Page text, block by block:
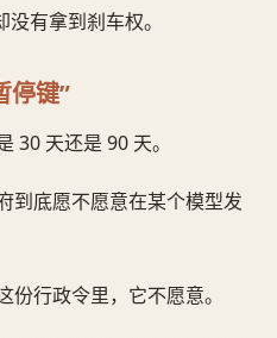
有拿到刹车权。
停键”
30 天还是 90 天。
到底愿不愿意在某个模型发
行政令里，它不愿意。